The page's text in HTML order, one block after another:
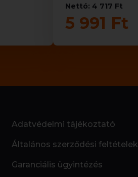
Nettó: 4 717 Ft
5 991 Ft
Adatvédelmi tájékoztató
Általános szerződési feltételek
Garanciális ügyintézés